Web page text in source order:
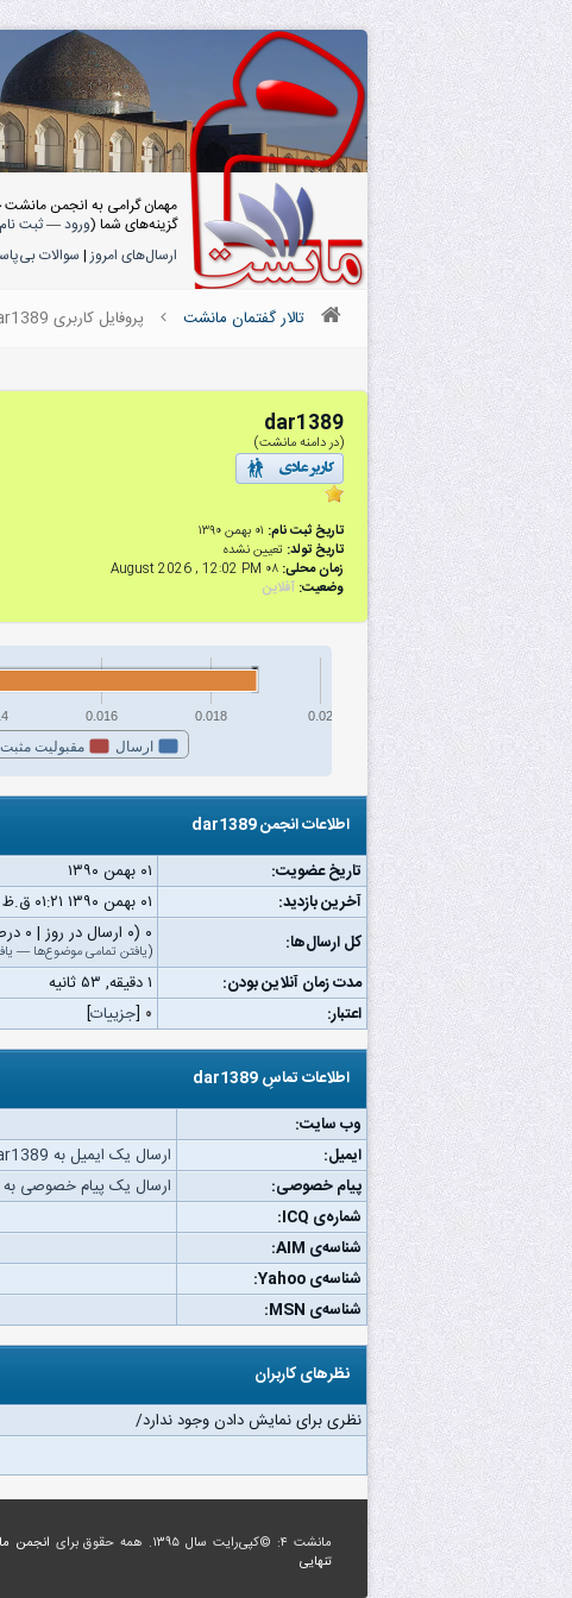
مهمان گرامی به انجمن مانشت
گزینه‌های شما (ورود—ثبت نام
ارسال‌های امروز| سوالات
تالار گفتمان مانشت پروفایل کاربری dar1389
dar1389
(در دامنه مانشت)
تاریخ ثبت نام: ۰۱ بهمن ۱۳۹۰
تاریخ تولد: تعیین نشده
زمان محلی: ۰۸ August 2026 , 12:02 PM
وضعیت: آفلاین
ارسال مقبولیت مثبت
0.016 0.018 0.02
اطلاعات انجمن dar1389
تاریخ عضویت:
۰۱ بهمن ۱۳۹۰
آخرین بازدید:
۰۱ بهمن ۱۳۹۰ ۰۱:۲۱ ق.ظ
کل ارسال‌ها:
۰ (۰ ارسال در روز | ۰ درصد از کل ارسال‌ها)
(یافتن تمامی موضوع‌ها —
مدت زمان آنلاین بودن:
۱ دقیقه, ۵۳ ثانیه
اعتبار:
۰ [جزییات]
اطلاعات تماسِ dar1389
وب‌ سایت:
ایمیل:
ارسال یک ایمیل به dar1389.
پیام خصوصی:
ارسال یک پیام خصوصی به dar1389.
شماره‌ی ICQ:
شناسه‌ی AIM:
شناسه‌ی Yahoo:
شناسه‌ی MSN:
نظرهای کاربران
نظری برای نمایش دادن وجود ندارد/
مانشت ۴: ©کپی‌رایت سال ۱۳۹۵. همه حقوق برای انجمن
تنهایی